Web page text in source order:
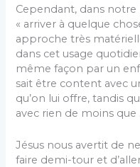
Cependant, dans notre
« arriver à quelque
approche très
dans cet usage
même façon par un
sait être content avec
qu’on lui offre, tandis
avec rien de moins
Jésus nous avertit de
faire demi-tour et